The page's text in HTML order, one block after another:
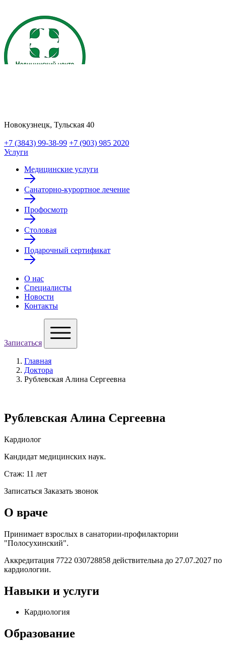
Новокузнецк, Тульская 40
+7 (3843) 99-38-99 +7 (903) 985 2020
Услуги
Медицинские услуги
Санаторно-курортное лечение
Профосмотр
Столовая
Подарочный сертификат
О нас
Специалисты
Новости
Контакты
Записаться
Главная
Доктора
Рублевская Алина Сергеевна
Рублевская Алина Сергеевна
Кардиолог
Кандидат медицинских наук.
Стаж: 11 лет
Записаться Заказать звонок
О враче
Принимает взрослых в санатории-профилактории
"Полосухинский".
Аккредитация 7722 030728858 действительна до 27.07.2027 по
кардиологии.
Навыки и услуги
Кардиология
Образование